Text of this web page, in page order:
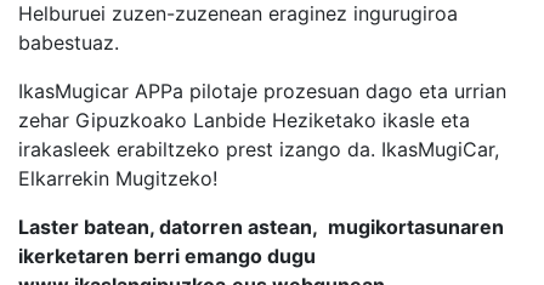
Helburuei zuzen-zuzenean eraginez ingurugiroa
babestuaz.
IkasMugicar APPa pilotaje prozesuan dago eta urrian
zehar Gipuzkoako Lanbide Heziketako ikasle eta
irakasleek erabiltzeko prest izango da. IkasMugiCar,
Elkarrekin Mugitzeko!
Laster batean, datorren astean, mugikortasunaren
ikerketaren berri emango dugu